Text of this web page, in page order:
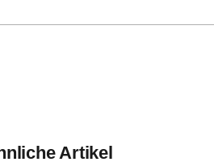
Artikel